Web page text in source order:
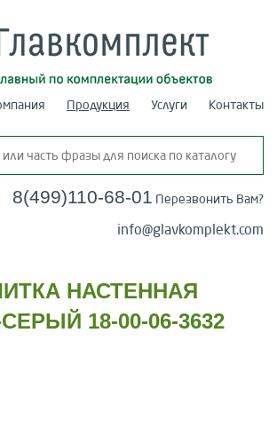
Продукция Услуги Контакты
8(499)110-68-01 Перезвонить Вам?
info@glavkomplekt.com
НАСТЕННАЯ
18-00-06-3632